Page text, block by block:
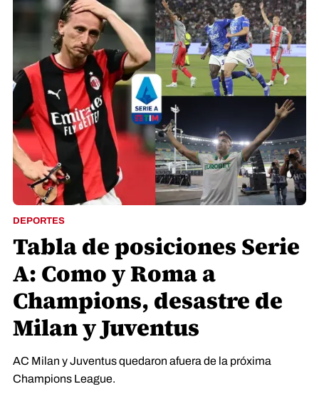
DEPORTES
Tabla de posiciones Serie
A: Como y Roma a
Champions, desastre de
Milan y Juventus
AC Milan y Juventus quedaron afuera de la próxima
Champions League.